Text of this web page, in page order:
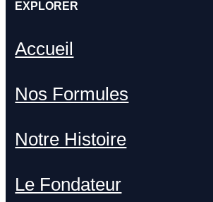
EXPLORER
Accueil
Nos Formules
Notre Histoire
Le Fondateur